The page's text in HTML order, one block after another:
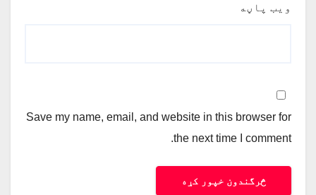
ویب پاڼه
Save my name, email, and website in this browser for
the next time I comment.